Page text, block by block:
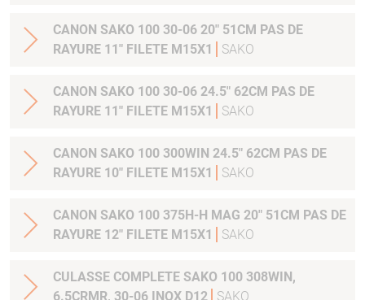
CANON SAKO 100 30-06 20" 51CM PAS DE
RAYURE 11" FILETE M15X1
SAKO
CANON SAKO 100 30-06 24.5" 62CM PAS DE
RAYURE 11" FILETE M15X1
SAKO
CANON SAKO 100 300WIN 24.5" 62CM PAS DE
RAYURE 10" FILETE M15X1
SAKO
CANON SAKO 100 375H-H MAG 20" 51CM PAS DE
RAYURE 12" FILETE M15X1
SAKO
CULASSE COMPLETE SAKO 100 308WIN,
6.5CRMR, 30-06 INOX D12
SAKO